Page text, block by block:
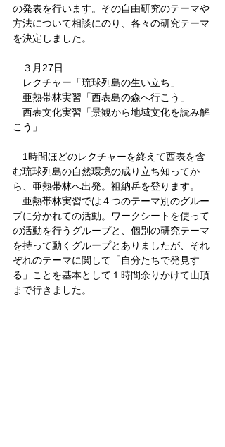
の発表を行います。その自由研究のテーマや
方法について相談にのり、各々の研究テーマ
を決定しました。
３月27日
レクチャー「琉球列島の生い立ち」
亜熱帯林実習「西表島の森へ行こう」
西表文化実習「景観から地域文化を読み解
こう」
1時間ほどのレクチャーを終えて西表を含
む琉球列島の自然環境の成り立ち知ってか
ら、亜熱帯林へ出発。祖納岳を登ります。
亜熱帯林実習では４つのテーマ別のグルー
プに分かれての活動。ワークシートを使って
の活動を行うグループと、個別の研究テーマ
を持って動くグループとありましたが、それ
ぞれのテーマに関して「自分たちで発見す
る」ことを基本として１時間余りかけて山頂
まで行きました。